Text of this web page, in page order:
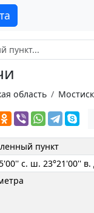
область
пункт
с. ш. 23°21'00'' в.